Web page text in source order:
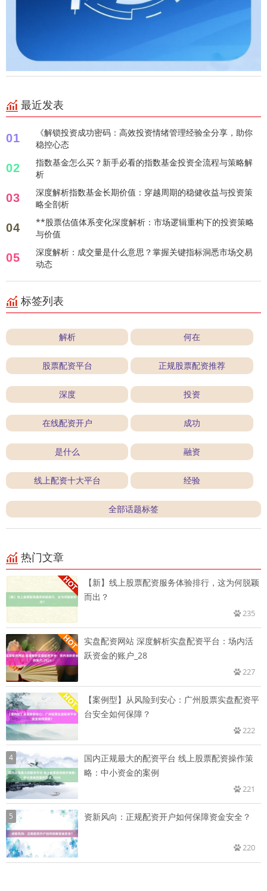
最近发表
01
《解锁投资成功密码：高效投资情绪管理经验全分享，助你
稳控心态
02
指数基金怎么买？新手必看的指数基金投资全流程与策略解
析
03
深度解析指数基金长期价值：穿越周期的稳健收益与投资策
略全剖析
04
**股票估值体系变化深度解析：市场逻辑重构下的投资策略
与价值
05
深度解析：成交量是什么意思？掌握关键指标洞悉市场交易
动态
标签列表
解析 何在
股票配资平台 正规股票配资推荐
深度 投资
在线配资开户 成功
是什么 融资
线上配资十大平台 经验
全部话题标签
热门文章
【新】线上股票配资服务体验排行，这为何脱颖
而出？
235
实盘配资网站 深度解析实盘配资平台：场内活
跃资金的账户_28
227
【案例型】从风险到安心：广州股票实盘配资平
台安全如何保障？
222
4
国内正规最大的配资平台 线上股票配资操作策
略：中小资金的案例
221
5 资新风向：正规配资开户如何保障资金安全？
220